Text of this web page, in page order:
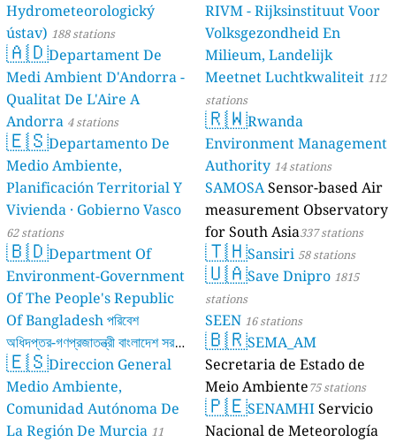
Hydrometeorologický
ústav) 188 stations
🇦🇩Departament De
Medi Ambient D'Andorra -
Qualitat De L'Aire A
Andorra 4 stations
🇪🇸Departamento De
Medio Ambiente,
Planificación Territorial Y
Vivienda · Gobierno Vasco
62 stations
🇧🇩Department Of
Environment-Government
Of The People's Republic
Of Bangladesh পরিবেশ
অধিদপ্তর-গণপ্রজাতন্ত্রী বাংলাদেশ সরকার
17 stations
🇪🇸Direccion General
Medio Ambiente,
Comunidad Autónoma De
La Región De Murcia 11
RIVM - Rijksinstituut Voor
Volksgezondheid En
Milieum, Landelijk
Meetnet Luchtkwaliteit 112
stations
🇷🇼Rwanda
Environment Management
Authority 14 stations
SAMOSASensor-based Air
measurement Observatory
for South Asia337 stations
🇹🇭Sansiri 58 stations
🇺🇦Save Dnipro 1815
stations
SEEN 16 stations
🇧🇷SEMA_AM
Secretaria de Estado de
Meio Ambiente75 stations
🇵🇪SENAMHIServicio
Nacional de Meteorología